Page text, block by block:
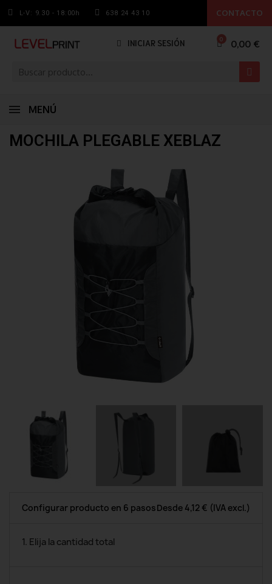
L-V: 9.30 - 18:00h 638 24 43 10 CONTACTO
INICIAR SESIÓN 0,00 €
MENÚ
MOCHILA PLEGABLE XEBLAZ
Configurar producto en 6 pasosDesde 4,12 € (IVA excl.)
1. Elija la cantidad total